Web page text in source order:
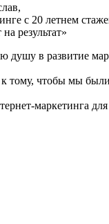
с 20 летнем
результат»
душу в развитие
к тому, чтобы мы
маркетинга